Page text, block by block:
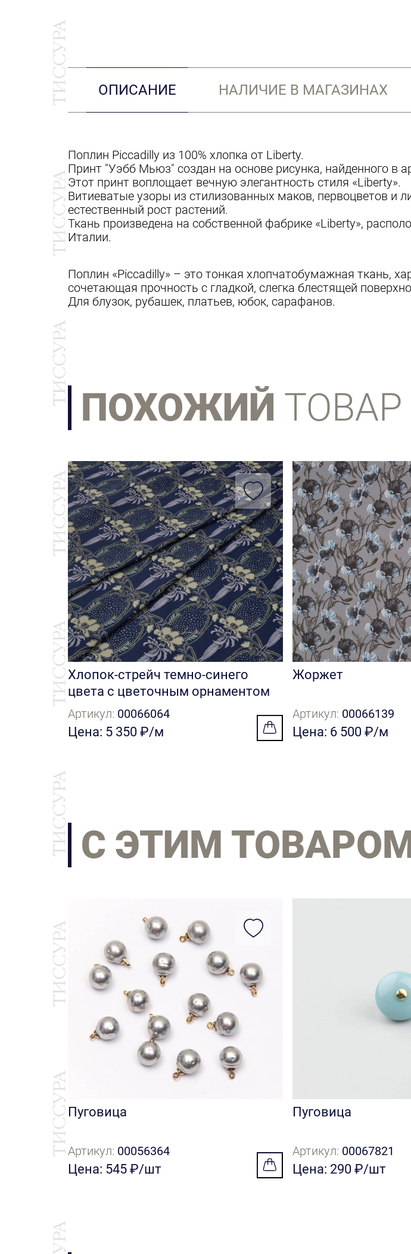
ОПИСАНИЕ НАЛИЧИЕ В МАГАЗИНАХ
Поплин Piccadilly из 100% хлопка от Liberty.
Принт "Уэбб Мьюз" создан на основе рисунка, найденного в
Этот принт воплощает вечную элегантность стиля «Liberty».
Витиеватые узоры из стилизованных маков, первоцветов и
естественный рост растений.
Ткань произведена на собственной фабрике «Liberty»,
Италии.
Поплин «Piccadilly» – это тонкая хлопчатобумажная ткань,
сочетающая прочность с гладкой, слегка блестящей
Для блузок, рубашек, платьев, юбок, сарафанов.
ПОХОЖИЙ ТОВАР
Хлопок-стрейч темно-синего
цвета с цветочным орнаментом
Артикул: 00066064
Цена: 5 350 ₽/м
Жоржет
Артикул: 00066139
Цена: 6 500 ₽/м
С ЭТИМ
Пуговица
Артикул: 00056364
Цена: 545 ₽/шт
Пуговица
Артикул: 00067821
Цена: 290 ₽/шт